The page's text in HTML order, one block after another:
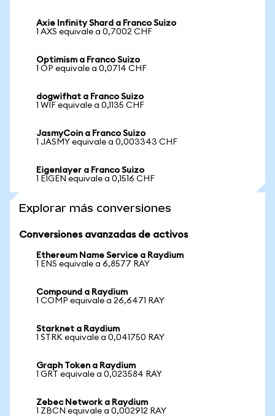
Axie Infinity Shard a Franco Suizo
1 AXS equivale a 0,7002 CHF
Optimism a Franco Suizo
1 OP equivale a 0,0714 CHF
dogwifhat a Franco Suizo
1 WIF equivale a 0,1135 CHF
JasmyCoin a Franco Suizo
1 JASMY equivale a 0,003343 CHF
Eigenlayer a Franco Suizo
1 EIGEN equivale a 0,1516 CHF
Explorar más conversiones
Conversiones avanzadas de activos
Ethereum Name Service a Raydium
1 ENS equivale a 6,8577 RAY
Compound a Raydium
1 COMP equivale a 26,6471 RAY
Starknet a Raydium
1 STRK equivale a 0,041750 RAY
Graph Token a Raydium
1 GRT equivale a 0,023584 RAY
Zebec Network a Raydium
1 ZBCN equivale a 0,002912 RAY